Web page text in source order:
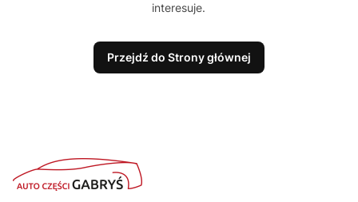
interesuje.
Przejdź do Strony głównej